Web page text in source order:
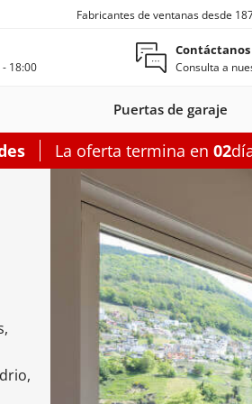
contenido principalFabricantes de ventanas desde
- 18:00
Contáctanos
Consulta a
Claraboyas
Configurador
Ventanas
correderas
correderas
Balconeras
Aluminio
Configurador balconeras correderas
Puertas auxiliares
Puertas auxiliares
acero
Puertas
Configurador puertas
Puertas de garaje
La oferta termina en 02